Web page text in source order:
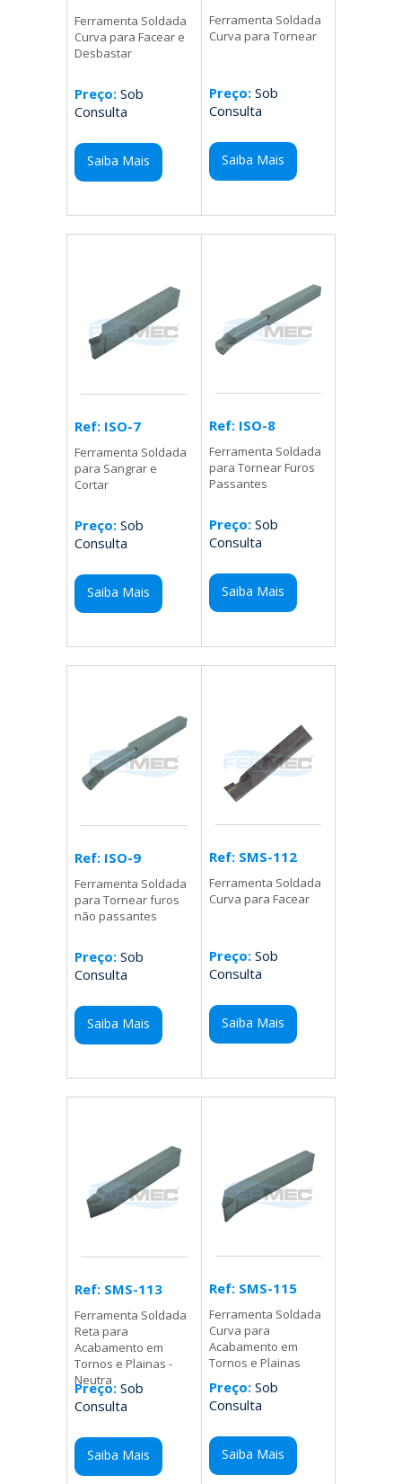
Ferramenta Soldada
Curva para Facear e
Desbastar
Preço: Sob
Consulta
Saiba Mais
Ferramenta Soldada
Curva para Tornear
Preço:Sob
Consulta
Saiba Mais
Ref: ISO-7
Ferramenta Soldada
para Sangrar e
Cortar
Preço: Sob
Consulta
Saiba Mais
Ref: ISO-8
Ferramenta Soldada
para Tornear Furos
Passantes
Preço:Sob
Consulta
Saiba Mais
Ref: ISO-9
Ferramenta Soldada
para Tornear furos
não passantes
Preço: Sob
Consulta
Saiba Mais
Ref: SMS-112
Ferramenta Soldada
Curva para Facear
Preço:Sob
Consulta
Saiba Mais
Ref: SMS-113
Ferramenta Soldada
Reta para
Acabamento em
Tornos e Plainas -
Neutra
Preço: Sob
Consulta
Saiba Mais
Ref: SMS-115
Ferramenta Soldada
Curva para
Acabamento em
Tornos e Plainas
Preço:Sob
Consulta
Saiba Mais